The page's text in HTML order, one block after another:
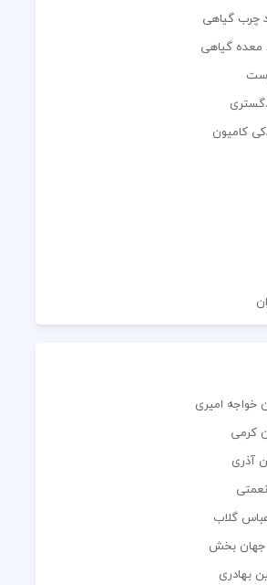
چرب گیاهی
معده گیاهی
کامیون
امیری
کرمی
آذری
گلاب
جهان بخش
بهادری